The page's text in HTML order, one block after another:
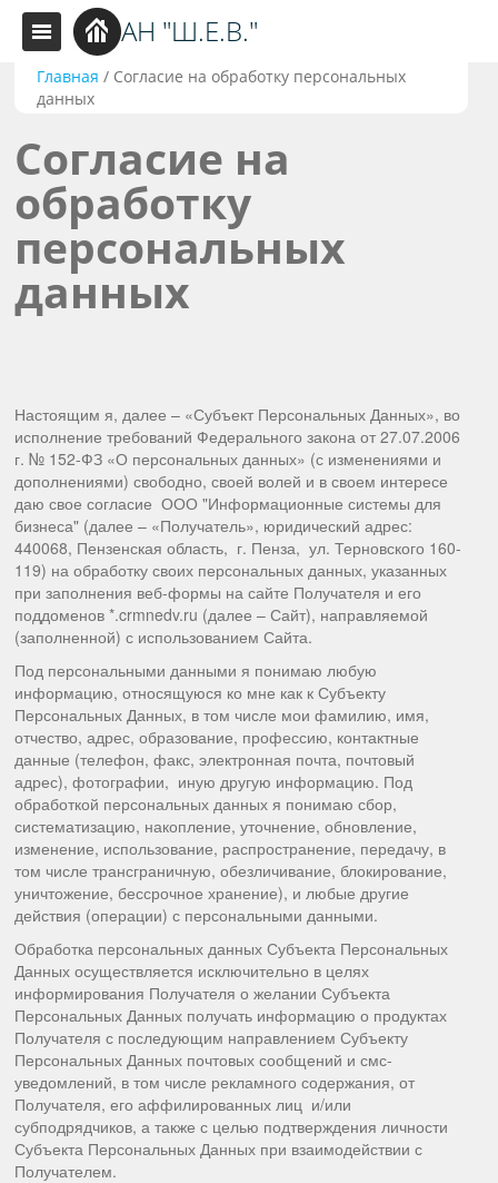
АН "Ш.Е.В."
Главная / Согласие на обработку персональных
данных
Согласие на
обработку
персональных
данных
Настоящим я, далее – «Субъект Персональных Данных», во
исполнение требований Федерального закона от 27.07.2006
г. № 152-ФЗ «О персональных данных» (с изменениями и
дополнениями) свободно, своей волей и в своем интересе
даю свое согласие ООО "Информационные системы для
бизнеса" (далее – «Получатель», юридический адрес:
440068, Пензенская область, г. Пенза, ул. Терновского 160-
119) на обработку своих персональных данных, указанных
при заполнения веб-формы на сайте Получателя и его
поддоменов *.crmnedv.ru (далее – Сайт), направляемой
(заполненной) с использованием Сайта.
Под персональными данными я понимаю любую
информацию, относящуюся ко мне как к Субъекту
Персональных Данных, в том числе мои фамилию, имя,
отчество, адрес, образование, профессию, контактные
данные (телефон, факс, электронная почта, почтовый
адрес), фотографии, иную другую информацию. Под
обработкой персональных данных я понимаю сбор,
систематизацию, накопление, уточнение, обновление,
изменение, использование, распространение, передачу, в
том числе трансграничную, обезличивание, блокирование,
уничтожение, бессрочное хранение), и любые другие
действия (операции) с персональными данными.
Обработка персональных данных Субъекта Персональных
Данных осуществляется исключительно в целях
информирования Получателя о желании Субъекта
Персональных Данных получать информацию о продуктах
Получателя с последующим направлением Субъекту
Персональных Данных почтовых сообщений и смс-
уведомлений, в том числе рекламного содержания, от
Получателя, его аффилированных лиц и/или
субподрядчиков, а также с целью подтверждения личности
Субъекта Персональных Данных при взаимодействии с
Получателем.